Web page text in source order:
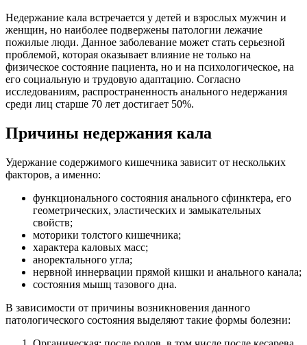
Недержание кала встречается у детей и взрослых мужчин и
женщин, но наиболее подвержены патологии лежачие
пожилые люди. Данное заболевание может стать серьезной
проблемой, которая оказывает влияние не только на
физическое состояние пациента, но и на психологическое, на
его социальную и трудовую адаптацию. Согласно
исследованиям, распространенность анального недержания
среди лиц старше 70 лет достигает 50%.
Причины недержания кала
Удержание содержимого кишечника зависит от нескольких
факторов, а именно:
функционального состояния анального сфинктера, его
геометрических, эластических и замыкательных
свойств;
моторики толстого кишечника;
характера каловых масс;
аноректального угла;
нервной иннервации прямой кишки и анального канала;
состояния мышц тазового дна.
В зависимости от причины возникновения данного
патологического состояния выделяют такие формы болезни: